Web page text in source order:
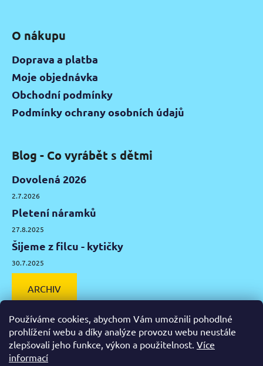
Používáme cookies, abychom Vám umožnili pohodlné
prohlížení webu a díky analýze provozu webu neustále
zlepšovali jeho funkce, výkon a použitelnost. Více
informací
O nákupu
Doprava a platba
Moje objednávka
Obchodní podmínky
Podmínky ochrany osobních údajů
Blog - Co vyrábět s dětmi
Dovolená 2026
2.7.2026
Pletení náramků
27.8.2025
Šijeme z filcu - kytičky
30.7.2025
ARCHIV
Facebook